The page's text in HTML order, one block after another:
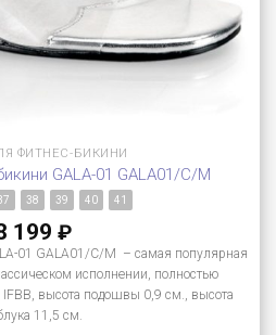
ФИТНЕС-БИКИНИ
GALA-01 GALA01/C/M
38 39 40 41
199 ₽
01 GALA01/C/M – самая популярная
исполнении, полностью
IFBB, высота подошвы 0,9 см., высота
11,5 см.